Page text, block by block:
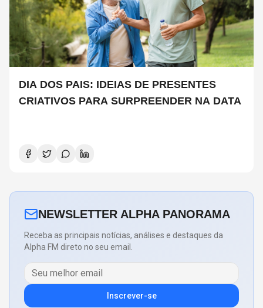
DIA DOS PAIS: IDEIAS DE PRESENTES
CRIATIVOS PARA SURPREENDER NA DATA
NEWSLETTER ALPHA PANORAMA
Receba as principais notícias, análises e destaques da
Alpha FM direto no seu email.
Inscrever-se